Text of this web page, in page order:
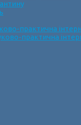
практична
практична